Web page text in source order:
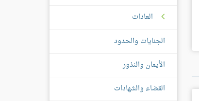
العادات
الجنايات والحدود
الأيمان والنذور
القضاء والشهادات